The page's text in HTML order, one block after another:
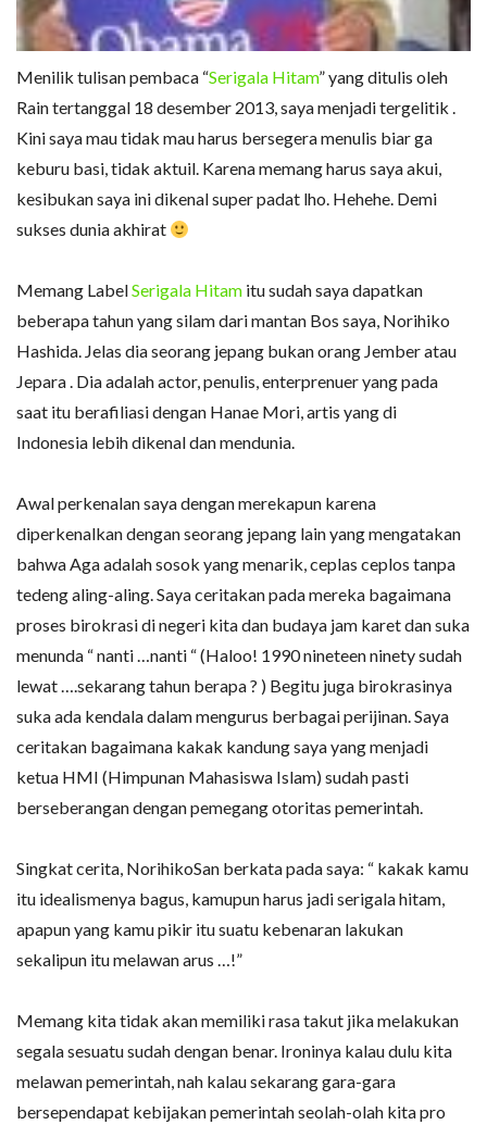
Menilik tulisan pembaca “Serigala Hitam” yang ditulis oleh
Rain tertanggal 18 desember 2013, saya menjadi tergelitik .
Kini saya mau tidak mau harus bersegera menulis biar ga
keburu basi, tidak aktuil. Karena memang harus saya akui,
kesibukan saya ini dikenal super padat lho. Hehehe. Demi
sukses dunia akhirat
Memang LabelSerigala Hitam itu sudah saya dapatkan
beberapa tahun yang silam dari mantan Bos saya, Norihiko
Hashida. Jelas dia seorang jepang bukan orang Jember atau
Jepara . Dia adalah actor, penulis, enterprenuer yang pada
saat itu berafiliasi dengan Hanae Mori, artis yang di
Indonesia lebih dikenal dan mendunia.
Awal perkenalan saya dengan merekapun karena
diperkenalkan dengan seorang jepang lain yang mengatakan
bahwa Aga adalah sosok yang menarik, ceplas ceplos tanpa
tedeng aling-aling. Saya ceritakan pada mereka bagaimana
proses birokrasi di negeri kita dan budaya jam karet dan suka
menunda “ nanti …nanti “ (Haloo! 1990 nineteen ninety sudah
lewat ….sekarang tahun berapa ? ) Begitu juga birokrasinya
suka ada kendala dalam mengurus berbagai perijinan. Saya
ceritakan bagaimana kakak kandung saya yang menjadi
ketua HMI (Himpunan Mahasiswa Islam) sudah pasti
berseberangan dengan pemegang otoritas pemerintah.
Singkat cerita, NorihikoSan berkata pada saya: “ kakak kamu
itu idealismenya bagus, kamupun harus jadi serigala hitam,
apapun yang kamu pikir itu suatu kebenaran lakukan
sekalipun itu melawan arus …!”
Memang kita tidak akan memiliki rasa takut jika melakukan
segala sesuatu sudah dengan benar. Ironinya kalau dulu kita
melawan pemerintah, nah kalau sekarang gara-gara
bersependapat kebijakan pemerintah seolah-olah kita pro